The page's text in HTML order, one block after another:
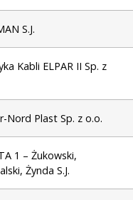
S.J.
Kabli ELPAR II Sp. z
Nord Plast Sp. z o.o.
1 – Żukowski,
Żynda S.J.